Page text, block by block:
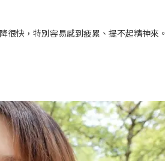
很快，特別容易感到疲累、提不起精神來。